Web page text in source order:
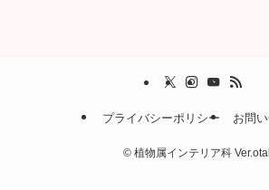
プライバシーポリシー お問
© 植物属インテリア科